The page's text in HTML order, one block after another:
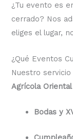
¿Tu evento es
cerrado? Nos
eliges el lugar,
¿Qué Eventos
Nuestro servicio
Agrícola Oriental
Bodas y